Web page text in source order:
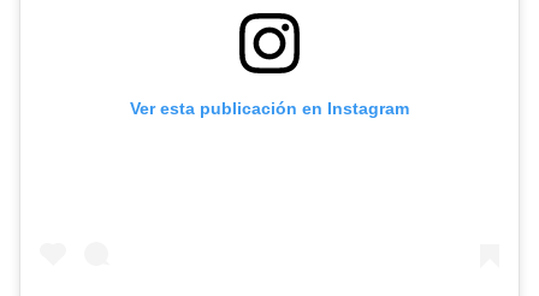
Ver esta publicación en Instagram